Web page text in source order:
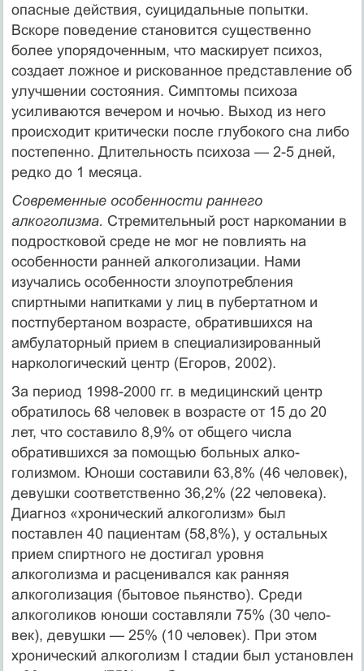
опасные действия, суицидальные попытки.
Вскоре поведение становит­ся существенно
более упорядоченным, что маскирует психоз,
создает ложное и риско­ванное представление об
улучшении состояния. Симптомы психоза
усиливаются вечером и ночью. Выход из него
происходит критически после глубокого сна либо
постепенно. Длительность психоза — 2-5 дней,
редко до 1 месяца.
Современные особенности раннего
алкоголизма. Стремительный рост наркомании в
подростковой среде не мог не повлиять на
особенности ранней алкоголизации. Нами
изучались особенности злоупотребления
спиртными напитками у лиц в пубертатном и
постпубертаном возрасте, обратившихся на
амбулаторный прием в специализирован­ный
наркологический центр (Егоров, 2002).
За период 1998-2000 гг. в медицинский центр
обратилось 68 человек в возрасте от 15 до 20
лет, что составило 8,9% от общего числа
обратившихся за помощью больных алко­
голизмом. Юноши составили 63,8% (46 человек),
девушки соответственно 36,2% (22 че­ловека).
Диагноз «хронический алкоголизм» был
поставлен 40 пациентам (58,8%), у остальных
прием спиртного не достигал уровня
алкоголизма и расценивался как ранняя
алкоголизация (бытовое пьянство). Среди
алкоголиков юноши составляли 75% (30 чело­
век), девушки — 25% (10 человек). При этом
хронический алкоголизм I стадии был уста­новлен